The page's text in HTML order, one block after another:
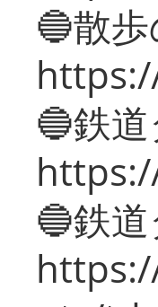
🔵散
🔵鉄
🔵鉄